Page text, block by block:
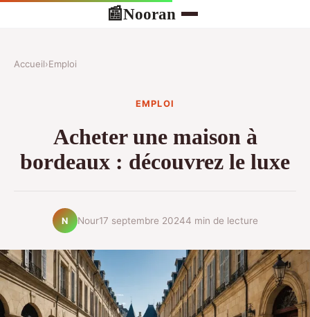
📰Nooran
Accueil›Emploi
EMPLOI
Acheter une maison à
bordeaux : découvrez le luxe
N Nour17 septembre 20244 min de lecture